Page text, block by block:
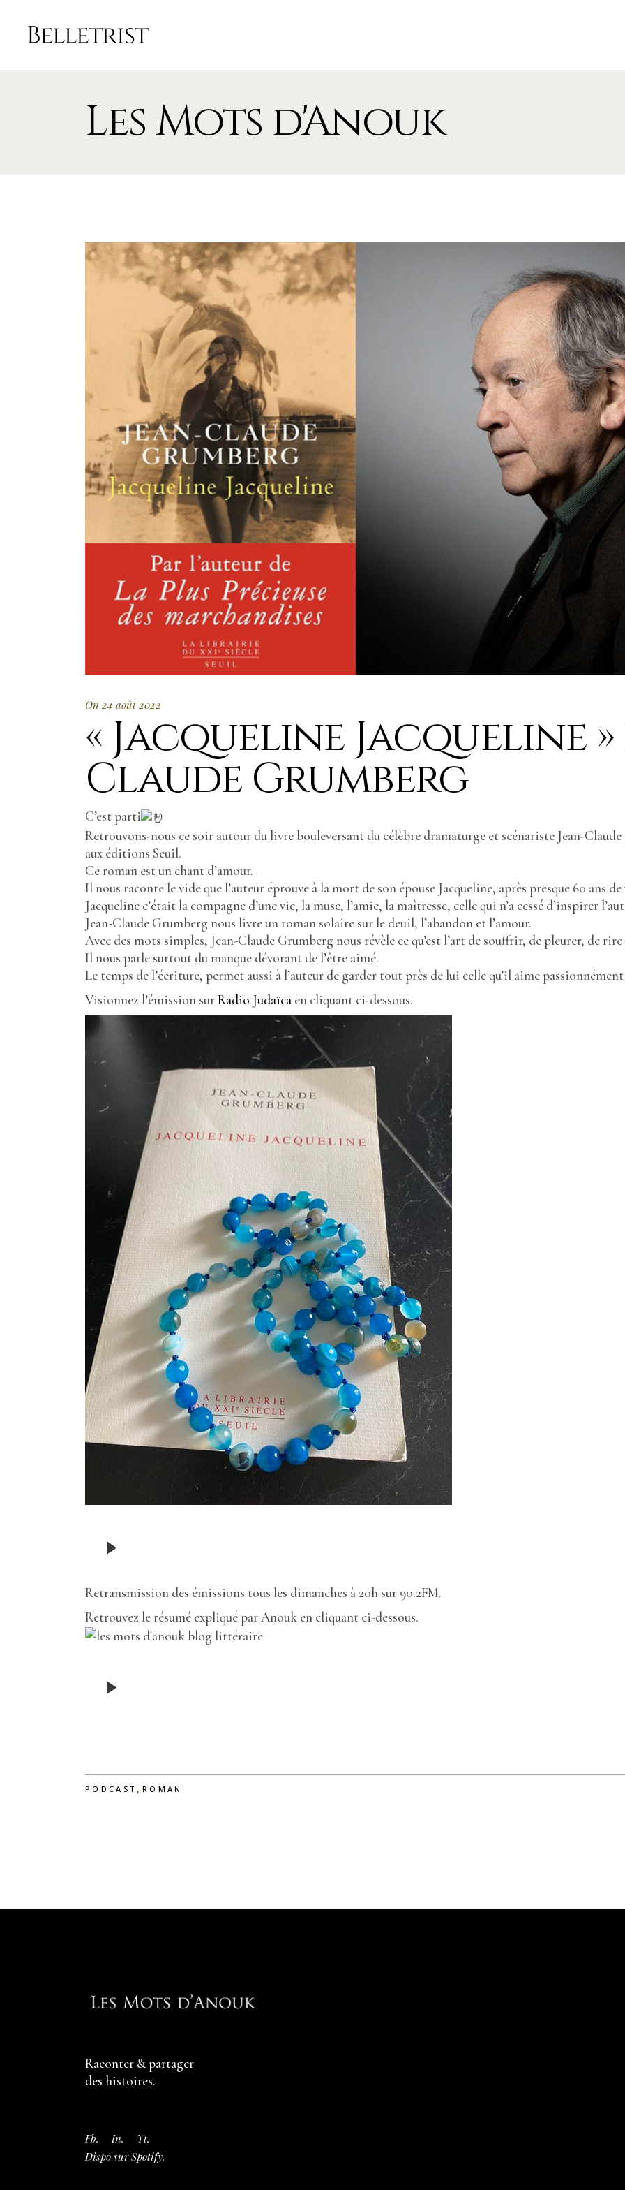
Les Mots d'Anouk
On 24 août 2022
« Jacqueline Jacqueline »
Claude Grumberg
C’est parti
Retrouvons-nous ce soir autour du livre bouleversant du célèbre dramaturge et scénariste Jean-
aux éditions Seuil.
Ce roman est un chant d’amour.
Il nous raconte le vide que l’auteur éprouve à la mort de son épouse Jacqueline, après presque 60 ans
Jacqueline c’était la compagne d’une vie, la muse, l’amie, la maîtresse, celle qui n’a cessé d’inspirer
Jean-Claude Grumberg nous livre un roman solaire sur le deuil, l’abandon et l’amour.
Avec des mots simples, Jean-Claude Grumberg nous révèle ce qu’est l’art de souffrir, de pleurer, de rire
Il nous parle surtout du manque dévorant de l’être aimé.
Le temps de l’écriture, permet aussi à l’auteur de garder tout près de lui celle qu’il aime passionnément
Visionnez l’émission surRadio Judaïca en cliquant ci-dessous.
Retransmission des émissions tous les dimanches à 20h sur 90.2FM.
Retrouvez le résumé expliqué par Anouk en cliquant ci-dessous.
PODCAST ,ROMAN
Raconter & partager
des histoires.
Fb. In.
Yt.
Dispo sur Spotify.